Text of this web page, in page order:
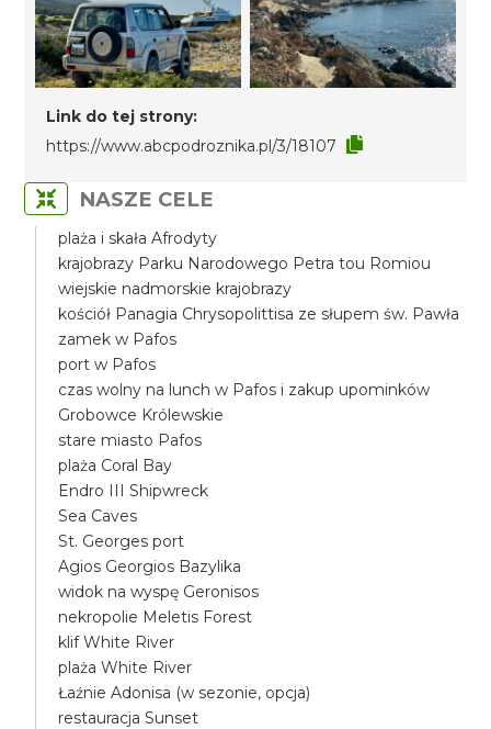
Link do tej strony:
https://www.abcpodroznika.pl/3/18107
NASZE CELE
plaża i skała Afrodyty
krajobrazy Parku Narodowego Petra tou Romiou
wiejskie nadmorskie krajobrazy
kościół Panagia Chrysopolittisa ze słupem św. Pawła
zamek w Pafos
port w Pafos
czas wolny na lunch w Pafos i zakup upominków
Grobowce Królewskie
stare miasto Pafos
plaża Coral Bay
Endro III Shipwreck
Sea Caves
St. Georges port
Agios Georgios Bazylika
widok na wyspę Geronisos
nekropolie Meletis Forest
klif White River
plaża White River
Łaźnie Adonisa (w sezonie, opcja)
restauracja Sunset